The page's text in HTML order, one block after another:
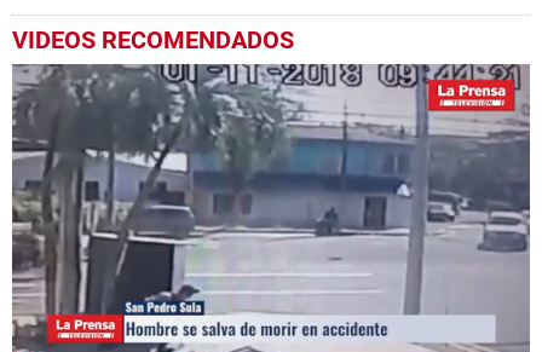
VIDEOS RECOMENDADOS